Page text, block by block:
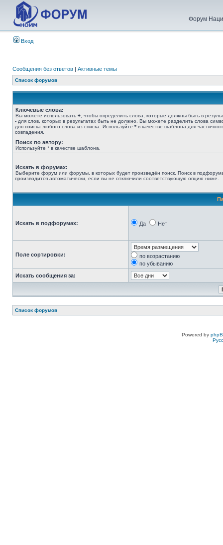
Форум
Вход
Сообщения без ответов | Активные темы
Список форумов
Ключевые слова:
Вы можете использовать + , чтобы определить слова, которые должны быть в
- для слов, которых в результатах быть не должно. Вы можете разделить слова
для поиска любого слова из списка. Используйте * в качестве шаблона для
совпадения.
Поиск по автору:
Используйте * в качестве шаблона.
Искать в форумах:
Выберите форум или форумы, в которых будет произведён поиск. Поиск в
производится автоматически, если вы не отключили соответствующую опцию ниже.
Искать в подфорумах: Да Нет
Поле сортировки:
по возрастанию
по убыванию
Искать сообщения за:
Список форумов
Powered by